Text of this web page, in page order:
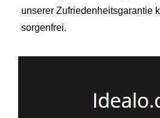
unserer Zufriedenheitsgarantie
sorgenfrei.